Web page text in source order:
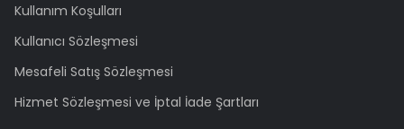
Kullanım Koşulları
Kullanıcı Sözleşmesi
Mesafeli Satış Sözleşmesi
Hizmet Sözleşmesi ve İptal İade Şartları